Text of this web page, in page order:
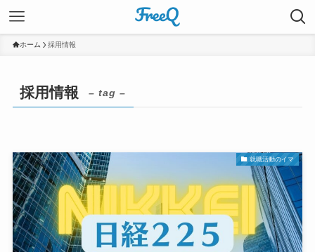
ホーム 採用情報
採用情報 – tag –
就職活動のイマ